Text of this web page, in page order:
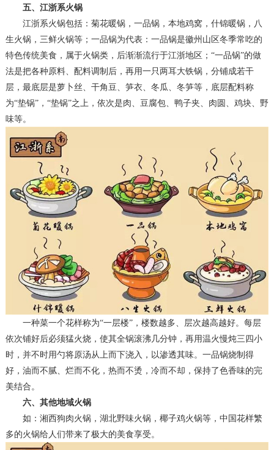
五、江浙系火锅
江浙系火锅包括：菊花暖锅，一品锅，本地鸡窝，什锦暖锅，八
生火锅，三鲜火锅等；一品锅为代表：一品锅是徽州山区冬季常吃的
特色传统美食，属于火锅类，后渐渐流行于江浙地区； “一品锅”的做
法是把各种原料、配料调制后，再用一只两耳大铁锅，分铺成若干
层，最底层是萝卜丝、干角豆、笋衣、冬瓜、冬笋等，底层配料称
为“垫锅”，“垫锅”之上，依次是肉、豆腐包、鸭子夹、肉圆、鸡块、野
味等。
一种菜一个花样称为“一层楼”，楼数越多、层次越高越好。每层
依次铺好后必须猛火烧，使其全锅滚沸几分钟，再用温火慢炖三四小
时，并不时用勺将原汤从上而下浇入，以渗透其味。一品锅烧制得
好，油而不腻、烂而不化，热而不烫，冷而不却，保持了色香味的完
美结合。
六、 其他地域火锅
如： 湘西狗肉火锅，湖北野味火锅，椰子鸡火锅等，中国花样繁
多的火锅给人们带来了极大的美食享受 。